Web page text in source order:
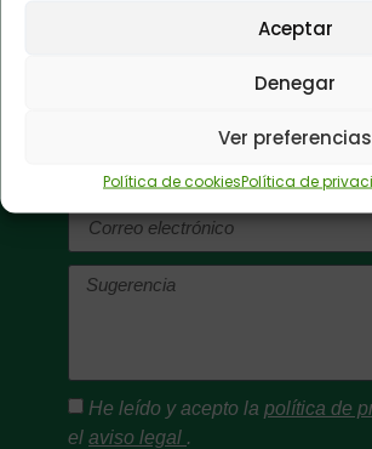
Aceptar
Denegar
Ver preferencias
Política de cookiesPolítica de
sugerencias:
Envíanos tus
comentarios.
He leído y acepto la política de
el aviso legal